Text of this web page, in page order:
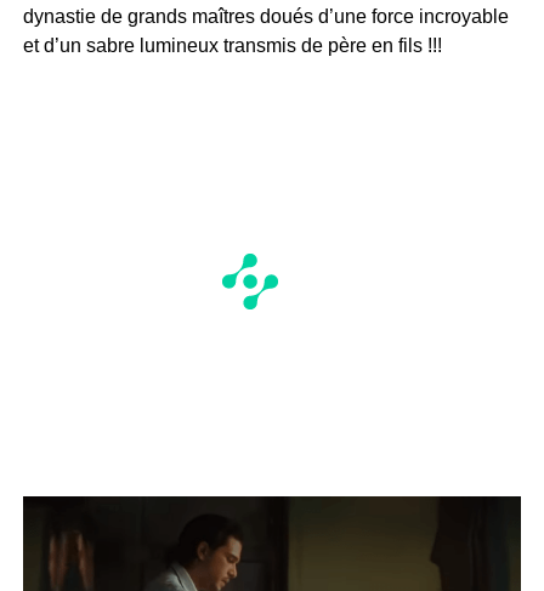
dynastie de grands maîtres doués d’une force incroyable
et d’un sabre lumineux transmis de père en fils !!!